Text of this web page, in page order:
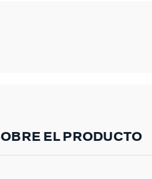
EL PRODUCTO